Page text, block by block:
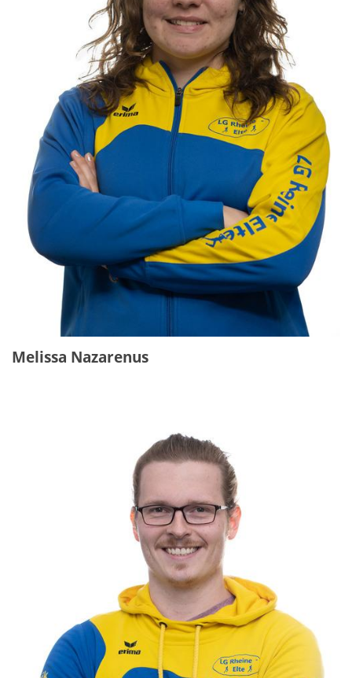
Melissa Nazarenus